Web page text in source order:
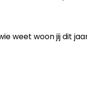
weet woon jij dit